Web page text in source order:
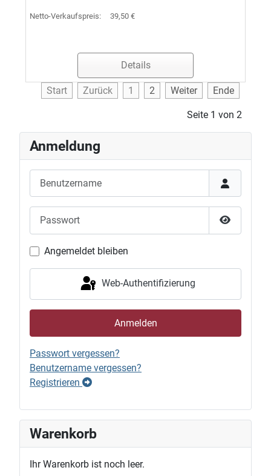
Netto-Verkaufspreis: 39,50 €
Details
Start Zurück 1 2 Weiter Ende
Seite 1 von 2
Anmeldung
Passwort
Angemeldet bleiben
Web-Authentifizierung
Anmelden
Passwort vergessen?
Benutzername vergessen?
Registrieren
Warenkorb
Ihr Warenkorb ist noch leer.